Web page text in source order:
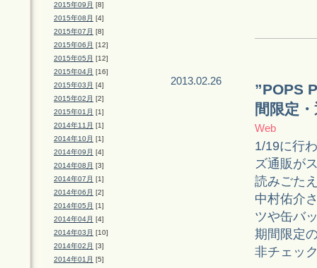
2015年09月 [8]
2015年08月 [4]
2015年07月 [8]
2015年06月 [12]
2015年05月 [12]
2015年04月 [16]
2015年03月 [4]
2015年02月 [2]
2015年01月 [1]
2014年11月 [1]
2014年10月 [1]
2014年09月 [4]
2014年08月 [3]
2014年07月 [1]
2014年06月 [2]
2014年05月 [1]
2014年04月 [4]
2014年03月 [10]
2014年02月 [3]
2014年01月 [5]
2013.02.26
”POPS
間限定
Web
1/19に行
ズ通販が
読みごた
中村佑介
ツや缶バ
期間限定
非チェッ